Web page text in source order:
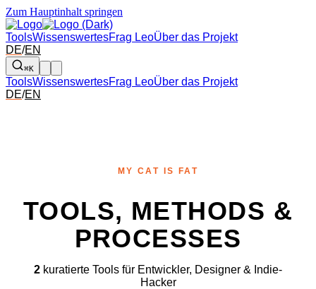
Zum Hauptinhalt springen
ToolsWissenswertesFrag LeoÜber das Projekt
DE/EN
⌘K
ToolsWissenswertesFrag LeoÜber das Projekt
DE/EN
MY CAT IS FAT
TOOLS, METHODS &
PROCESSES
2 kuratierte Tools für Entwickler, Designer & Indie-
Hacker